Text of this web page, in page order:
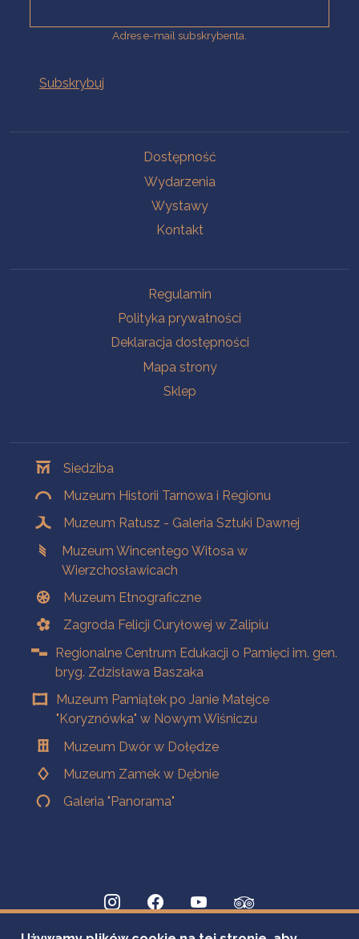
Adres e-mail subskrybenta.
Dostępność
Wydarzenia
Wystawy
Kontakt
Regulamin
Polityka prywatności
Deklaracja dostępności
Mapa strony
Sklep
Siedziba
Muzeum Historii Tarnowa i Regionu
Muzeum Ratusz - Galeria Sztuki Dawnej
Muzeum Wincentego Witosa w
Wierzchosławicach
Muzeum Etnograficzne
Zagroda Felicji Curyłowej w Zalipiu
Regionalne Centrum Edukacji o Pamięci im. gen.
bryg. Zdzisława Baszaka
Muzeum Pamiątek po Janie Matejce
"Koryznówka" w Nowym Wiśniczu
Muzeum Dwór w Dołędze
Muzeum Zamek w Dębnie
Galeria "Panorama"